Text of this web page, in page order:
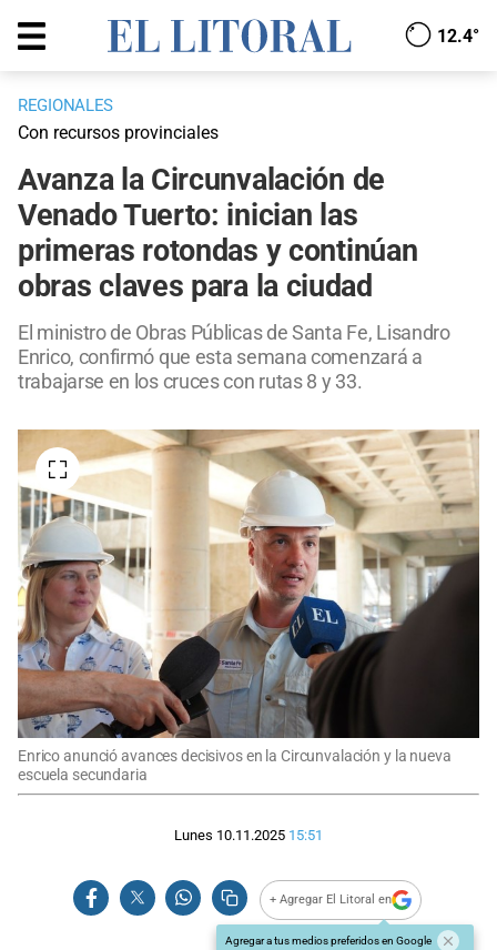
12.4°
REGIONALES
Con recursos provinciales
Avanza la Circunvalación de
Venado Tuerto: inician las
primeras rotondas y continúan
obras claves para la ciudad
El ministro de Obras Públicas de Santa Fe, Lisandro
Enrico, confirmó que esta semana comenzará a
trabajarse en los cruces con rutas 8 y 33.
Enrico anunció avances decisivos en la Circunvalación y la nueva
escuela secundaria
Lunes 10.11.2025 15:51
+ Agregar El Litoral en
Agregar a tus medios preferidos en Google